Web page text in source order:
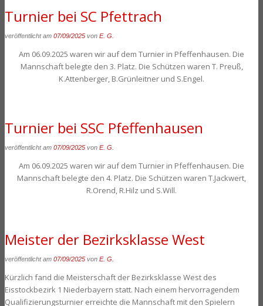
Turnier bei SC Pfettrach
veröffentlicht am 07/09/2025 von E. G.
Am 06.09.2025 waren wir auf dem Turnier in Pfeffenhausen. Die
Mannschaft belegte den 3. Platz. Die Schützen waren T. Preuß,
K.Attenberger, B.Grünleitner und S.Engel.
Turnier bei SSC Pfeffenhausen
veröffentlicht am 07/09/2025 von E. G.
Am 06.09.2025 waren wir auf dem Turnier in Pfeffenhausen. Die
Mannschaft belegte den 4. Platz. Die Schützen waren T.Jackwert,
R.Orend, R.Hilz und S.Will.
Meister der Bezirksklasse West
veröffentlicht am 07/09/2025 von E. G.
Kürzlich fand die Meisterschaft der Bezirksklasse West des
Eisstockbezirk 1 Niederbayern statt. Nach einem hervorragendem
Qualifizierungsturnier erreichte die Mannschaft mit den Spielern